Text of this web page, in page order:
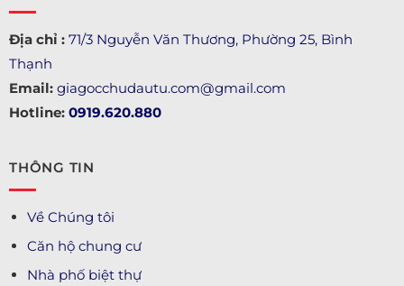
Địa chỉ : 71/3 Nguyễn Văn Thương, Phường 25, Bình
Thạnh
Email: giagocchudautu.com@gmail.com
Hotline: 0919.620.880
THÔNG TIN
Về Chúng tôi
Căn hộ chung cư
Nhà phố biệt thự